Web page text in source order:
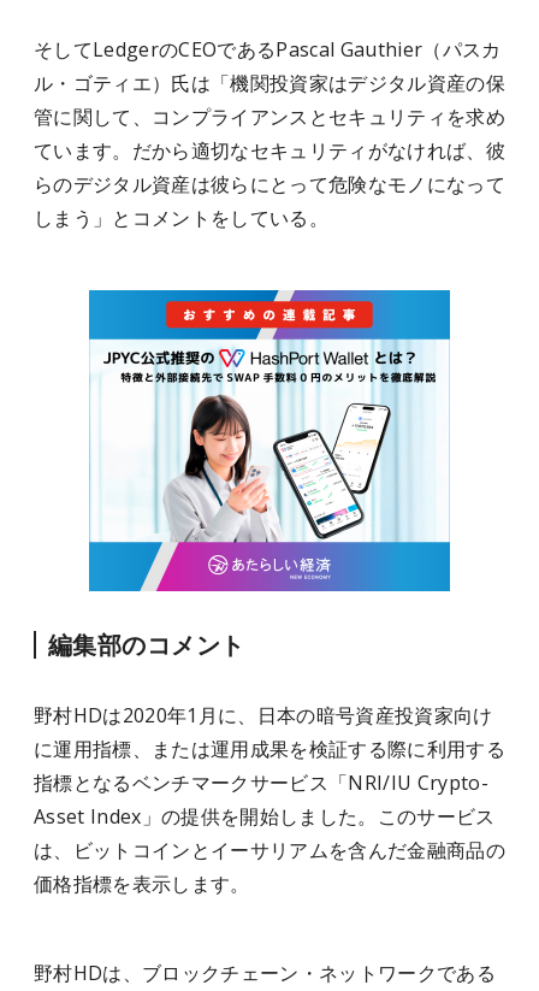
そしてLedgerのCEOであるPascal Gauthier（パスカ
ル・ゴティエ）氏は「機関投資家はデジタル資産の保
管に関して、コンプライアンスとセキュリティを求め
ています。だから適切なセキュリティがなければ、彼
らのデジタル資産は彼らにとって危険なモノになって
しまう」とコメントをしている。
編集部のコメント
野村HDは2020年1月に、日本の暗号資産投資家向け
に運用指標、または運用成果を検証する際に利用する
指標となるベンチマークサービス「NRI/IU Crypto-
Asset Index」の提供を開始しました。このサービス
は、ビットコインとイーサリアムを含んだ金融商品の
価格指標を表示します。
野村HDは、ブロックチェーン・ネットワークである